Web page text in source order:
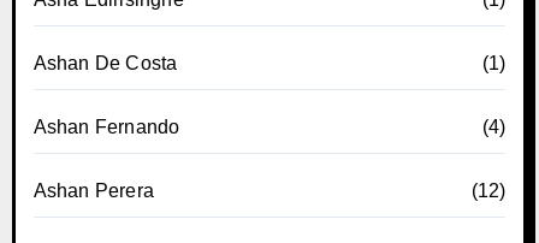
Ashan De Costa (1)
Ashan Fernando (4)
Ashan Perera (12)